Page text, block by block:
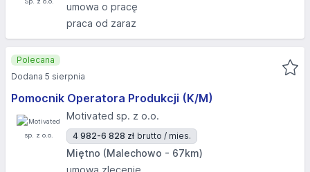
umowa o pracę
praca od zaraz
Pomocnik Operatora Produkcji (K/M)
Motivated sp. z o.o.
4 982-6 828 zł brutto / mies.
Miętno (Malechowo - 67km)
umowa zlecenie
Polecana
Dodana 5 sierpnia